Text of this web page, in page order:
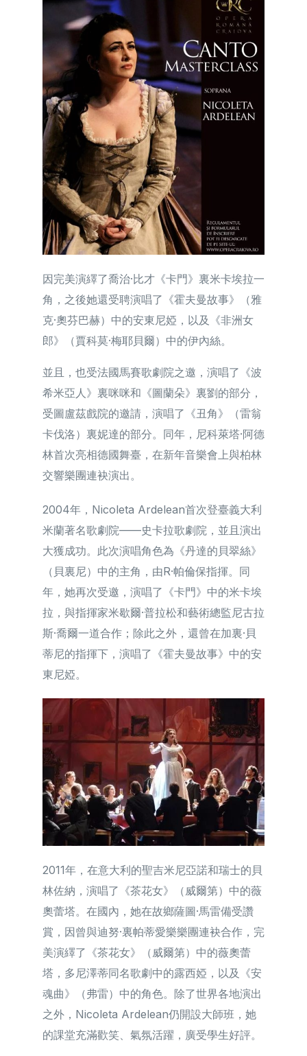
因完美演繹了喬治·比才《卡門》裏米卡埃拉一
角，之後她還受聘演唱了《霍夫曼故事》（雅
克·奧芬巴赫）中的安東尼婭，以及《非洲女
郎》（賈科莫·梅耶貝爾）中的伊內絲。
並且，也受法國馬賽歌劇院之邀，演唱了《波
希米亞人》裏咪咪和《圖蘭朵》裏劉的部分，
受圖盧茲戲院的邀請，演唱了《丑角》（雷翁
卡伐洛）裏妮達的部分。同年，尼科萊塔·阿德
林首次亮相德國舞臺，在新年音樂會上與柏林
交響樂團連袂演出。
2004年，Nicoleta Ardelean首次登臺義大利
米蘭著名歌劇院——史卡拉歌劇院，並且演出
大獲成功。此次演唱角色為《丹達的貝翠絲》
（貝裏尼）中的主角，由R·帕倫保指揮。同
年，她再次受邀，演唱了《卡門》中的米卡埃
拉，與指揮家米歇爾·普拉松和藝術總監尼古拉
斯·喬爾一道合作；除此之外，還曾在加裏·貝
蒂尼的指揮下，演唱了《霍夫曼故事》中的安
東尼婭。
2011年，在意大利的聖吉米尼亞諾和瑞士的貝
林佐納，演唱了《茶花女》（威爾第）中的薇
奧蕾塔。在國內，她在故鄉薩圖·馬雷備受讚
賞，因曾與迪努·裏帕蒂愛樂樂團連袂合作，完
美演繹了《茶花女》（威爾第）中的薇奧蕾
塔，多尼澤蒂同名歌劇中的露西婭，以及《安
魂曲》（弗雷）中的角色。除了世界各地演出
之外，Nicoleta Ardelean仍開設大師班，她
的課堂充滿歡笑、氣氛活躍，廣受學生好評。